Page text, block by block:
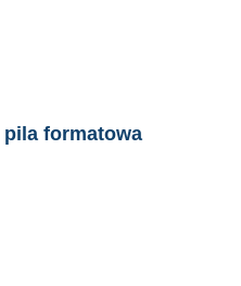
pila formatowa